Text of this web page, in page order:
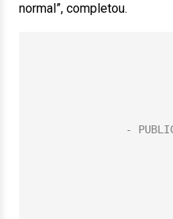
normal”, completou.